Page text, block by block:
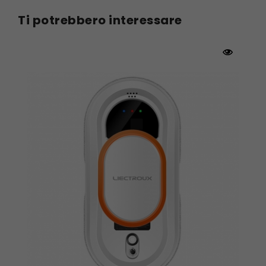
Controllo APP
Tutto sotto il tuo controllo. Dopo aver avviato il
pulsante di accensione della macchina, puoi
tramite l'APP mobile. L'interfaccia operativa è
semplice e facile da capire. LIECTROUX WS-1080
è applicabile su vetri di qualsiasi spessore.
Avvio con un solo pulsante
LIECTROUX WS-1080 può essere controllato in
modalità wireless attraverso una rete 2.4G e
operativa effettiva di 15 metri. Puoi comandarlo
tuo cellulare mentre cucini un pasto
abbondante per la tua famiglia.
Tecnologia intelligente artificiale
LIECTROUX WS-1080 è dotato di un chip
Ti potrebbero interessare